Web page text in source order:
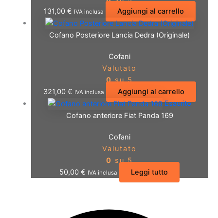
131,00 € IVA inclusa Aggiungi al carrello
Cofano Posteriore Lancia Dedra (Originale)
Cofani
Valutato
0su 5
321,00 € IVA inclusa
Aggiungi al carrello
Esaurito
Cofano anteriore Fiat Panda 169
Cofani
Valutato
0 su 5
50,00€ IVA inclusa Leggi tutto